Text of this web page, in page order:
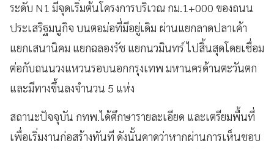
ระดับ N1 มีจุดเริ่มต้นโครงการบริเวณ กม.1+000 ของถนน
ประเสริฐมนูกิจ บนตอม่อที่มีอยู่เดิม ผ่านแยกลาดปลาเค้า
แยกเสนานิคม แยกฉลองรัช แยกนวมินทร์ ไปสิ้นสุดโดยเชื่อม
ต่อกับถนนวงแหวนรอบนอกกรุงเทพ มหานครด้านตะวันตก
และมีทางขึ้นลงจำนวน 5 แห่ง
สถานะปัจจุบัน กทพ.ได้ศึกษารายละเอียด และเตรียมพื้นที่
เพื่อเริ่มงานก่อสร้างทันที ดังนั้นคาดว่าหากผ่านการเห็นชอบ